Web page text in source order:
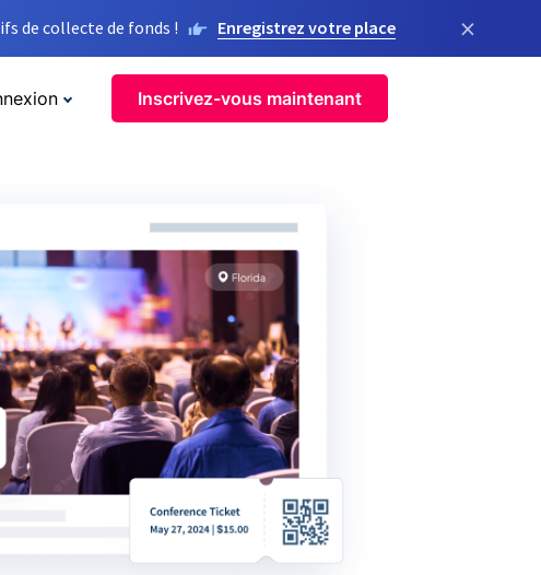
de collecte de fonds ! Enregistrez votre place ×
Inscrivez-vous maintenant